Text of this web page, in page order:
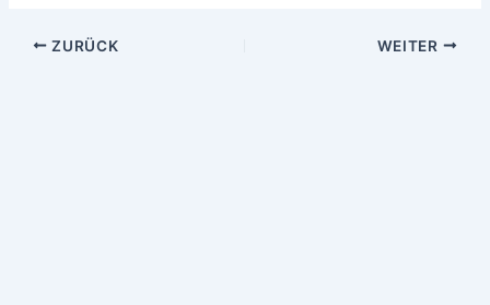
ZURÜCK WEITER